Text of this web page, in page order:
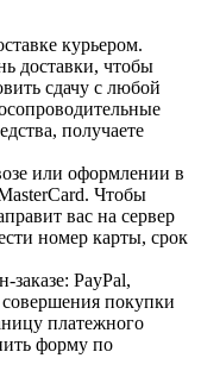
курьером.
доставки, чтобы
сдачу с любой
получаете
или оформлении в
Чтобы
вас на сервер
номер карты, срок
PayPal,
покупки
платежного
форму по